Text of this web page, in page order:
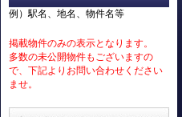
例）駅名、地名、物件名等
掲載物件のみの表示となります。
多数の未公開物件もございますの
で、下記よりお問い合わせください
ませ。